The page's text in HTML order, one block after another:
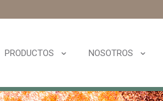
PRODUCTOS NOSOTROS